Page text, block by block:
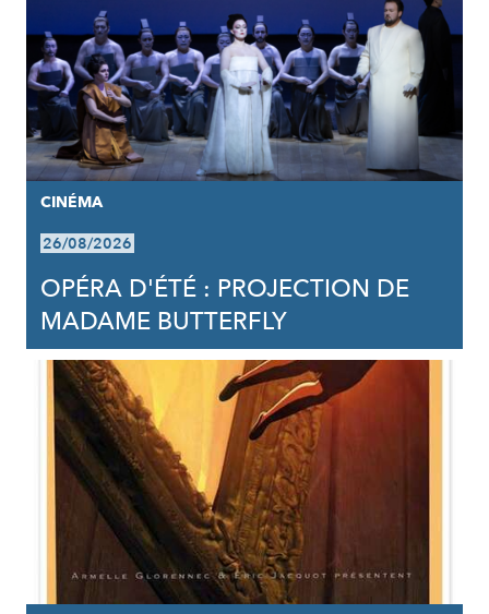
CINÉMA
26/08/2026
OPÉRA D'ÉTÉ : PROJECTION DE
MADAME BUTTERFLY